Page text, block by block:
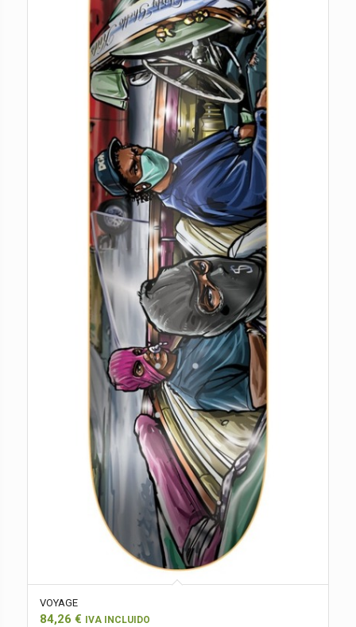
VOYAGE
84,26 € IVA INCLUIDO